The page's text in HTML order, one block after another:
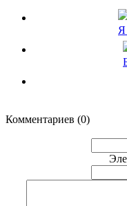
Я
Комментариев (0)